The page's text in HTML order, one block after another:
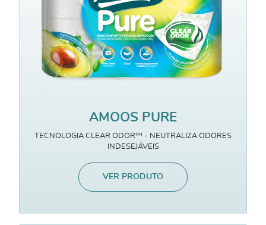
AMOOS PURE
TECNOLOGIA CLEAR ODOR™ - NEUTRALIZA ODORES
INDESEJÁVEIS
VER PRODUTO